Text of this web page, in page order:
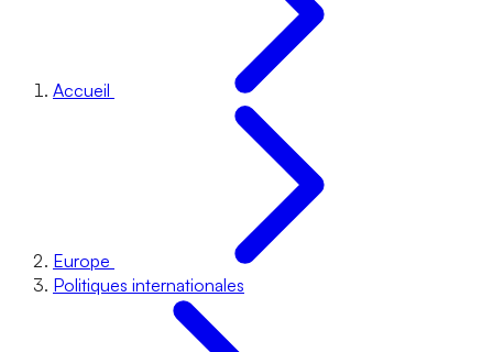
Accueil
Europe
Politiques internationales